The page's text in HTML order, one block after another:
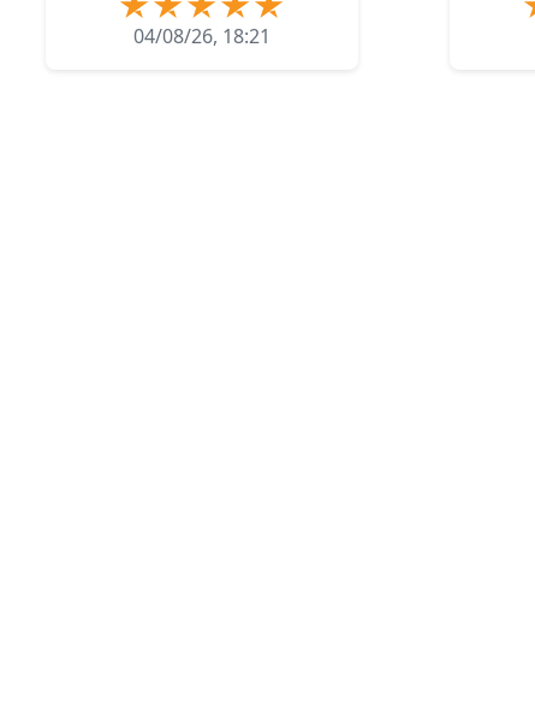
04/08/26, 18:21